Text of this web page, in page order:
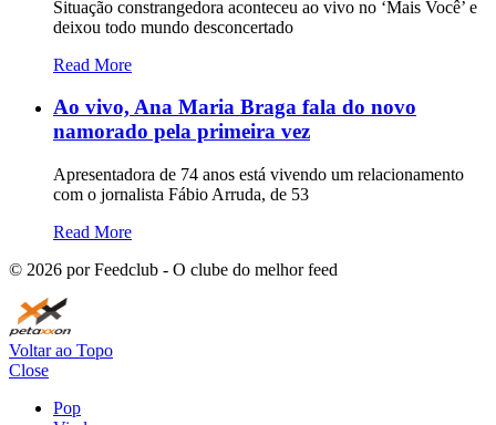
Situação constrangedora aconteceu ao vivo no ‘Mais Você’ e
deixou todo mundo desconcertado
Read More
Ao vivo, Ana Maria Braga fala do novo
namorado pela primeira vez
Apresentadora de 74 anos está vivendo um relacionamento
com o jornalista Fábio Arruda, de 53
Read More
© 2026 por Feedclub - O clube do melhor feed
Voltar ao Topo
Close
Pop